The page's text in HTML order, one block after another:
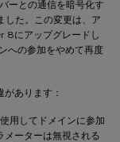
ーとの通信を暗号化す
した。この変更は、ア
8にアップグレードし
への参加をやめて再度
あります：
用してドメインに参加
メーターは無視される